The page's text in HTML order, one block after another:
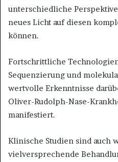
unterschiedliche
neues Licht auf diesen
können.
Fortschrittliche
Sequenzierung und
wertvolle Erkenntnisse
Oliver-Rudolph-Nase-
manifestiert.
Klinische Studien sind auch
vielversprechende